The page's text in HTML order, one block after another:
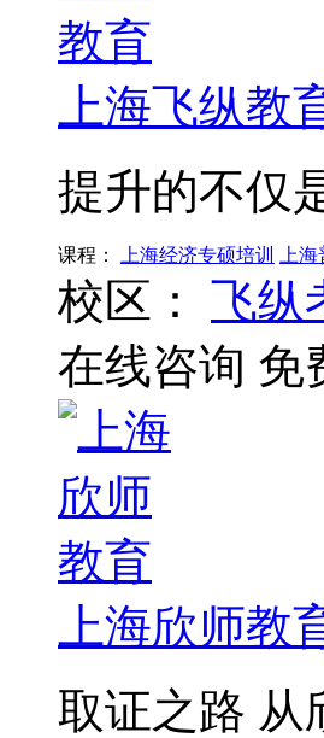
上海飞纵教
提升的不仅
课程： 上海经济专硕培训 上
校区：
飞纵
在线咨询 免
上海欣师教
取证之路 从